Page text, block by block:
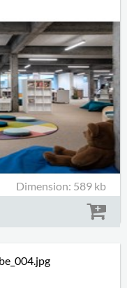
Dimension: 589 kb